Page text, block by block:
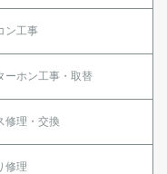
ン工事
ーホン工事・取替
修理・交換
修理